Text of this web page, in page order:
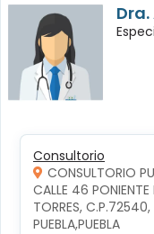
Consultorio
CONSULTORIO
CALLE 46
TORRES, C.P.72540,
PUEBLA,PUEBLA